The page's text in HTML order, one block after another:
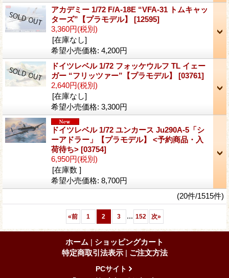
アカデミー 1/72 F/A-18E “VFA-31 トムキャッ
ターズ”【プラモデル】 [12595]
3,360円(税別)
[在庫なし]
希望小売価格: 4,200円
ドイツレベル 1/72 フォッケウルフ TL イェー
ガー “フリッツァー”【プラモデル】 [03761]
2,640円(税別)
[在庫なし]
希望小売価格: 3,300円
ドイツレベル 1/72 ユンカース Ju290A-5「シ
ーアドラー」【プラモデル】 <予約商品・入
荷待ち> [03754]
6,950円(税別)
[在庫数 ]
希望小売価格: 8,700円
(20件/1515件)
«前 1 2 3 ... 152 次»
ホーム | ショッピングカート
特定商取引法表示 | ご注文方法
PCサイト